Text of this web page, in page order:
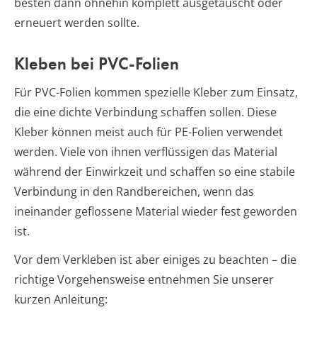
erneuert werden sollte.
Kleben bei PVC-Folien
Für PVC-Folien kommen spezielle Kleber zum Einsatz,
die eine dichte Verbindung schaffen sollen. Diese
Kleber können meist auch für PE-Folien verwendet
werden. Viele von ihnen verflüssigen das Material
während der Einwirkzeit und schaffen so eine stabile
Verbindung in den Randbereichen, wenn das
ineinander geflossene Material wieder fest geworden
ist.
Vor dem Verkleben ist aber einiges zu beachten – die
richtige Vorgehensweise entnehmen Sie unserer
kurzen Anleitung: